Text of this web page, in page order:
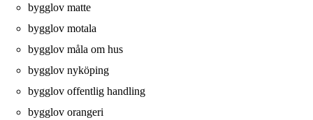
bygglov matte
bygglov motala
bygglov måla om hus
bygglov nyköping
bygglov offentlig handling
bygglov orangeri